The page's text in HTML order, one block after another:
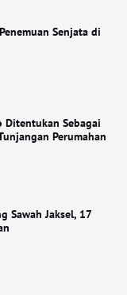
Senjata di
Ditentukan Sebagai
Perumahan
Sawah Jaksel, 17